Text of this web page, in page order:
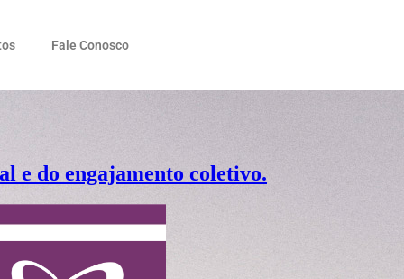
Fale Conosco
e do engajamento coletivo.